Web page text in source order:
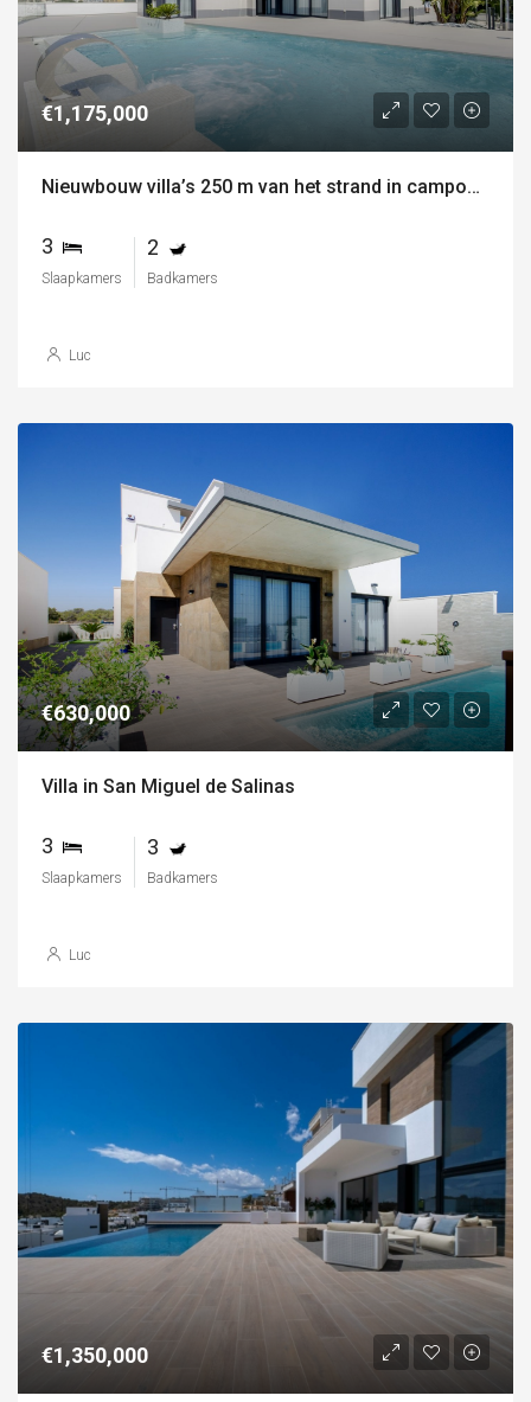
€1,175,000
Nieuwbouw villa’s 250 m van het strand in campoamor
3
Slaapkamers
2
Badkamers
Luc
€630,000
Villa in San Miguel de Salinas
3
Slaapkamers
3
Badkamers
Luc
€1,350,000